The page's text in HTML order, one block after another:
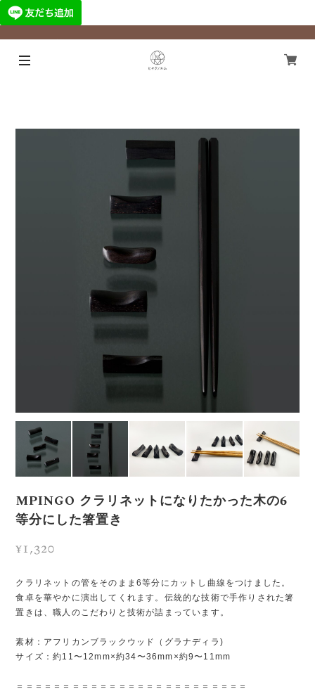
MPINGO クラリネットになりたかった木の6
等分にした箸置き
¥1,320
クラリネットの管をそのまま6等分にカットし曲線をつけました。
食卓を華やかに演出してくれます。伝統的な技術で手作りされた箸
置きは、職人のこだわりと技術が詰まっています。
素材：アフリカンブラックウッド（グラナディラ)
サイズ：約11〜12mm×約34〜36mm×約9〜11mm
＝＝＝＝＝＝＝＝＝＝＝＝＝＝＝＝＝＝＝＝＝＝＝＝＝